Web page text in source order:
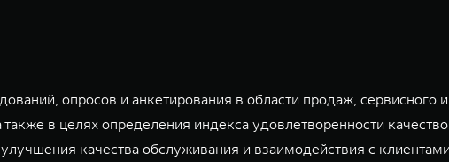
опросов и анкетирования в области продаж, сервисного и
в целях определения индекса удовлетворенности
качества обслуживания и взаимодействия с